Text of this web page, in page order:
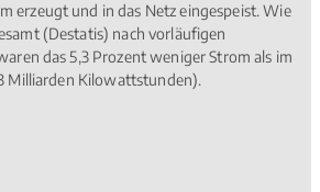
erzeugt und in das Netz eingespeist. Wie
(Destatis) nach vorläufigen
das 5,3 Prozent weniger Strom als im
Milliarden Kilowattstunden).